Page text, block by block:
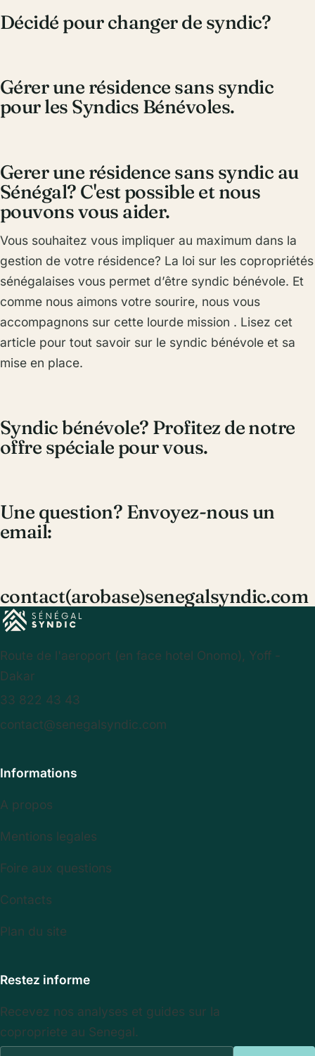
Décidé pour changer de syndic?
Gérer une résidence sans syndic
pour les Syndics Bénévoles.
Gerer une résidence sans syndic au
Sénégal? C'est possible et nous
pouvons vous aider.
Vous souhaitez vous impliquer au maximum dans la
gestion de votre résidence? La loi sur les copropriétés
sénégalaises vous permet d’être syndic bénévole. Et
comme nous aimons votre sourire, nous vous
accompagnons sur cette lourde mission . Lisez cet
article pour tout savoir sur le syndic bénévole et sa
mise en place.
Syndic bénévole? Profitez de notre
offre spéciale pour vous.
Une question? Envoyez-nous un
email:
contact(arobase)senegalsyndic.com
Route de l'aeroport (en face hotel Onomo), Yoff -
Dakar
33 822 43 43
contact@senegalsyndic.com
Informations
A propos
Mentions legales
Foire aux questions
Contacts
Plan du site
Restez informe
Recevez nos analyses et guides sur la
copropriete au Senegal.